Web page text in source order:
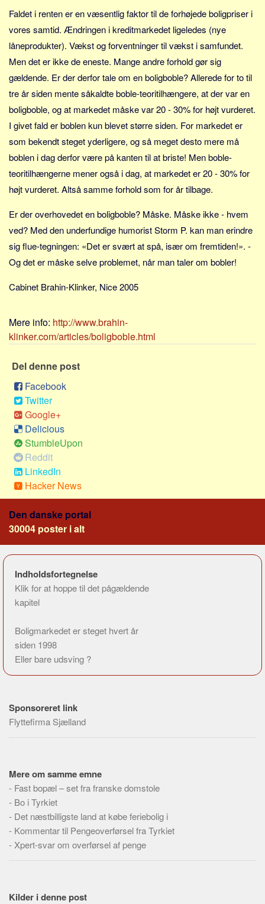
Faldet i renten er en væsentlig faktor til de forhøjede boligpriser i
vores samtid. Ændringen i kreditmarkedet ligeledes (nye
låneprodukter). Vækst og forventninger til vækst i samfundet.
Men det er ikke de eneste. Mange andre forhold gør sig
gældende. Er der derfor tale om en boligboble? Allerede for to til
tre år siden mente såkaldte boble-teoritilhængere, at der var en
boligboble, og at markedet måske var 20 - 30% for højt vurderet.
I givet fald er boblen kun blevet større siden. For markedet er
som bekendt steget yderligere, og så meget desto mere må
boblen i dag derfor være på kanten til at briste! Men boble-
teoritilhængerne mener også i dag, at markedet er 20 - 30% for
højt vurderet. Altså samme forhold som for år tilbage.
Er der overhovedet en boligboble? Måske. Måske ikke - hvem
ved? Med den underfundige humorist Storm P. kan man erindre
sig flue-tegningen: «Det er svært at spå, især om fremtiden!». -
Og det er måske selve problemet, når man taler om bobler!
Cabinet Brahin-Klinker, Nice 2005
Mere info: http://www.brahin-
klinker.com/articles/boligboble.html
Del denne post
Facebook
Twitter
Google+
Delicious
StumbleUpon
Reddit
LinkedIn
Hacker News
Den danske portal
30004 poster i alt
Indholdsfortegnelse
Klik for at hoppe til det pågældende
kapitel
Boligmarkedet er steget hvert år
siden 1998
Eller bare udsving ?
Sponsoreret link
Flyttefirma Sjælland
Mere om samme emne
- Fast bopæl – set fra franske domstole
- Bo i Tyrkiet
- Det næstbilligste land at købe feriebolig i
- Kommentar til Pengeoverførsel fra Tyrkiet
- Xpert-svar om overførsel af penge
Kilder i denne post